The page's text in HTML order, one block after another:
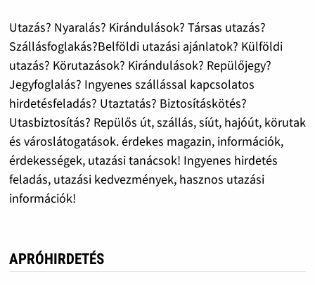
Utazás? Nyaralás? Kirándulások? Társas utazás?
Szállásfoglakás?Belföldi utazási ajánlatok? Külföldi
utazás? Körutazások? Kirándulások? Repülőjegy?
Jegyfoglalás? Ingyenes szállással kapcsolatos
hirdetésfeladás? Utaztatás? Biztosításkötés?
Utasbiztosítás? Repülős út, szállás, síút, hajóút, körutak
és városlátogatások. érdekes magazin, információk,
érdekességek, utazási tanácsok! Ingyenes hirdetés
feladás, utazási kedvezmények, hasznos utazási
információk!
APRÓHIRDETÉS